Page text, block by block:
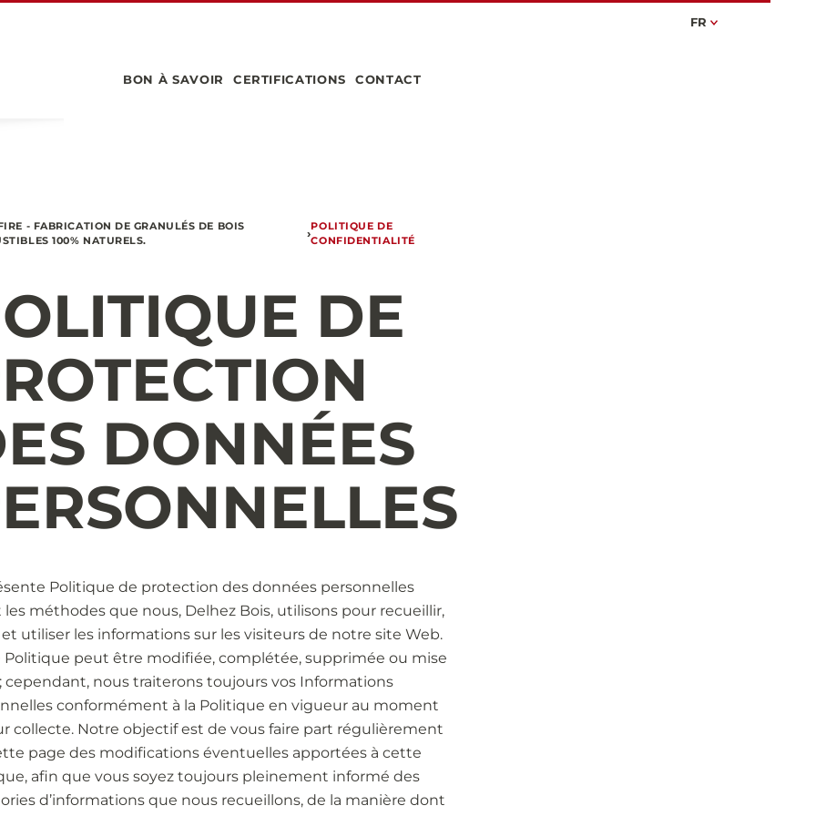
FR
BON À SAVOIR CERTIFICATIONS CONTACT
- FABRICATION DE GRANULÉS DE BOIS
100% NATURELS.
›POLITIQUE DE
CONFIDENTIALITÉ
DE
DONNÉES
Politique de protection des données personnelles
méthodes que nous, Delhez Bois, utilisons pour recueillir,
utiliser les informations sur les visiteurs de notre site Web.
Politique peut être modifiée, complétée, supprimée ou mise
cependant, nous traiterons toujours vos Informations
conformément à la Politique en vigueur au moment
collecte. Notre objectif est de vous faire part régulièrement
page des modifications éventuelles apportées à cette
afin que vous soyez toujours pleinement informé des
d’informations que nous recueillons, de la manière dont